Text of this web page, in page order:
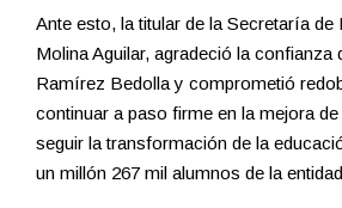
Ante esto, la titular de la Secretaría de
Molina Aguilar, agradeció la confianza
Ramírez Bedolla y comprometió
continuar a paso firme en la mejora
seguir la transformación de la
un millón 267 mil alumnos de la